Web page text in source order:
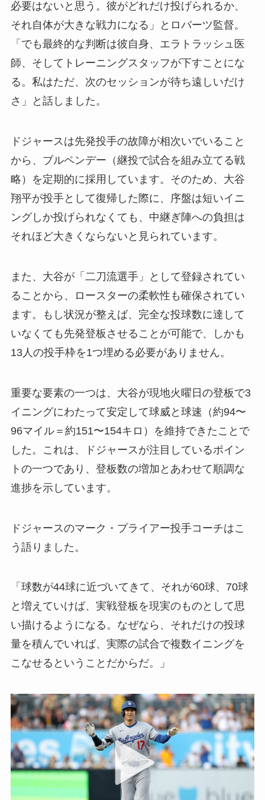
必要はないと思う。彼がどれだけ投げられるか、
それ自体が大きな戦力になる」とロバーツ監督。
「でも最終的な判断は彼自身、エラトラッシュ医
師、そしてトレーニングスタッフが下すことにな
る。私はただ、次のセッションが待ち遠しいだけ
さ」と話しました。
ドジャースは先発投手の故障が相次いでいること
から、ブルペンデー（継投で試合を組み立てる戦
略）を定期的に採用しています。そのため、大谷
翔平が投手として復帰した際に、序盤は短いイニ
ングしか投げられなくても、中継ぎ陣への負担は
それほど大きくならないと見られています。
また、大谷が「二刀流選手」として登録されてい
ることから、ロースターの柔軟性も確保されてい
ます。もし状況が整えば、完全な投球数に達して
いなくても先発登板させることが可能で、しかも
13人の投手枠を1つ埋める必要がありません。
重要な要素の一つは、大谷が現地火曜日の登板で3
イニングにわたって安定して球威と球速（約94〜
96マイル＝約151〜154キロ）を維持できたことで
した。これは、ドジャースが注目しているポイン
トの一つであり、登板数の増加とあわせて順調な
進捗を示しています。
ドジャースのマーク・プライアー投手コーチはこ
う語りました。
「球数が44球に近づいてきて、それが60球、70球
と増えていけば、実戦登板を現実のものとして思
い描けるようになる。なぜなら、それだけの投球
量を積んでいれば、実際の試合で複数イニングを
こなせるということだからだ。」